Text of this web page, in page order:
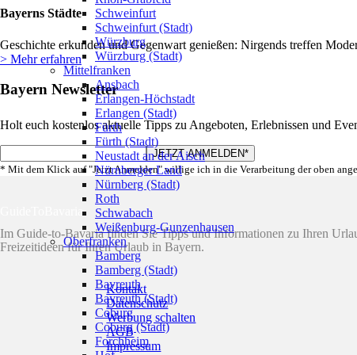
Bayerns Städte
Geschichte erkunden und Gegenwart genießen: Nirgends treffen
> Mehr erfahren
Bayern Newsletter
Holt euch kostenlos aktuelle Tipps zu Angeboten, Erlebnissen und
* Mit dem Klick auf "Jetzt Anmelden" willige ich in die Verarbeitung der oben
GuideToBavaria
Im Guide-to-Bavaria finden Sie Tipps und Informationen zu Ihren
Freizeitideen für Ihren Urlaub in Bayern.
Kontakt
Datenschutz
Werbung schalten
AGB
Impressum
Schweinfurt
Schweinfurt (Stadt)
Würzburg
Würzburg (Stadt)
Mittelfranken
Ansbach
Erlangen-Höchstadt
Erlangen (Stadt)
Fürth
Fürth (Stadt)
Neustadt an der Aisch
Nürnberger Land
Nürnberg (Stadt)
Roth
Schwabach
Weißenburg-Gunzenhausen
Oberfranken
Bamberg
Bamberg (Stadt)
Bayreuth
Bayreuth (Stadt)
Coburg
Coburg (Stadt)
Forchheim